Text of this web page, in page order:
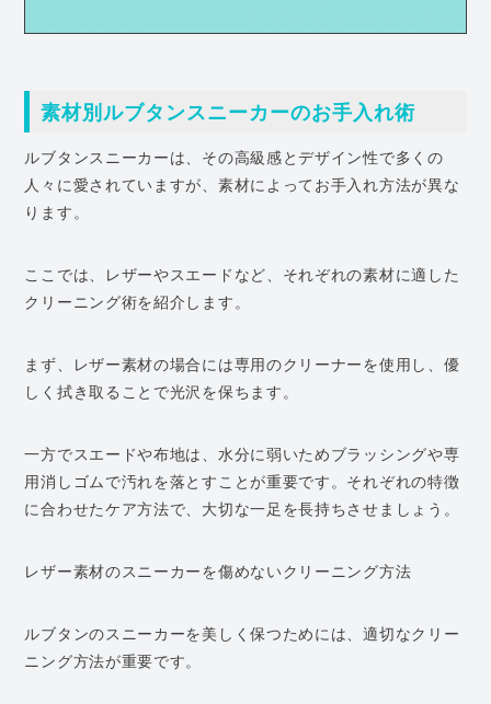
素材別ルブタンスニーカーのお手入れ術
ルブタンスニーカーは、その高級感とデザイン性で多くの
人々に愛されていますが、素材によってお手入れ方法が異な
ります。
ここでは、レザーやスエードなど、それぞれの素材に適した
クリーニング術を紹介します。
まず、レザー素材の場合には専用のクリーナーを使用し、優
しく拭き取ることで光沢を保ちます。
一方でスエードや布地は、水分に弱いためブラッシングや専
用消しゴムで汚れを落とすことが重要です。それぞれの特徴
に合わせたケア方法で、大切な一足を長持ちさせましょう。
レザー素材のスニーカーを傷めないクリーニング方法
ルブタンのスニーカーを美しく保つためには、適切なクリー
ニング方法が重要です。